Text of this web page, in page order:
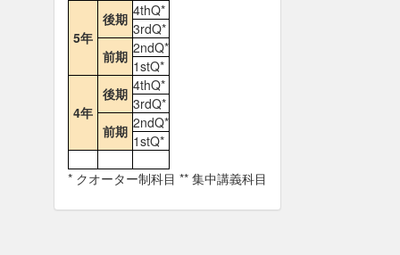
5年
後期 4thQ*
3rdQ*
前期 2ndQ*
1stQ*
4年
後期 4thQ*
3rdQ*
前期 2ndQ*
1stQ*
* クオーター制科目 ** 集中講義科目